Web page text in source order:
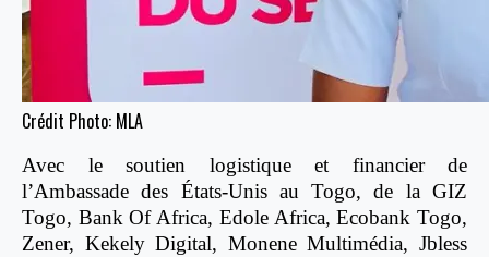
Crédit Photo: MLA
Avec le soutien logistique et financier de
l’Ambassade des États-Unis au Togo, de la GIZ
Togo, Bank Of Africa, Edole Africa, Ecobank Togo,
Zener, Kekely Digital, Monene Multimédia, Jbless